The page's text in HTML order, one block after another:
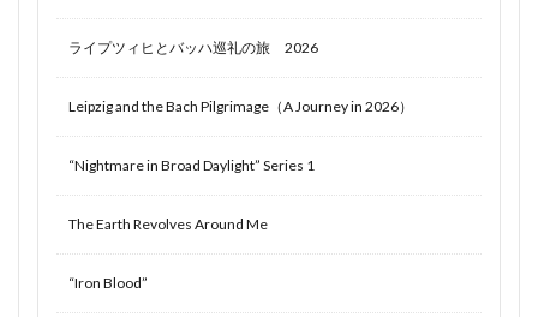
ライプツィヒとバッハ巡礼の旅 2026
Leipzig and the Bach Pilgrimage（A Journey in 2026）
“Nightmare in Broad Daylight” Series 1
The Earth Revolves Around Me
“Iron Blood”